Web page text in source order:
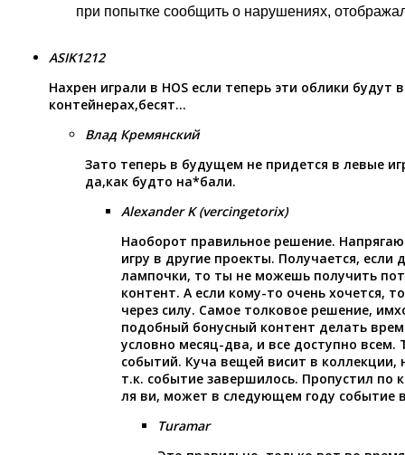
при попытке сообщить о нарушениях,
ASIK1212
Нахрен играли в HOS если теперь эти облики
контейнерах,бесят…
Влад Кремянский
Зато теперь в будущем не придется в левые
да,как будто на*бали.
Alexander K (vercingetorix)
Наоборот правильное решение.
игру в другие проекты. Получается, если
лампочки, то ты не можешь получить
контент. А если кому-то очень хочется,
через силу. Самое толковое решение,
подобный бонусный контент делать
условно месяц-два, и все доступно всем.
событий. Куча вещей висит в коллекции,
т.к. событие завершилось. Пропустил по
ля ви, может в следующем году событие
Turamar